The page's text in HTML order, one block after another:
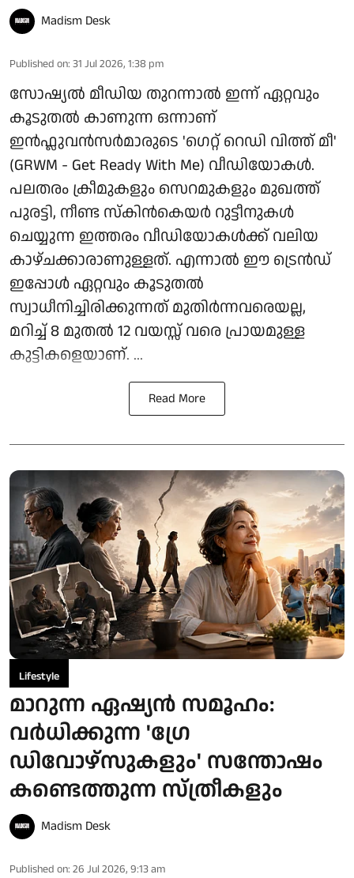
Madism Desk
Published on: 31 Jul 2026, 1:38 pm
സോഷ്യൽ മീഡിയ തുറന്നാൽ ഇന്ന് ഏറ്റവും
കൂടുതൽ കാണുന്ന ഒന്നാണ്
ഇൻഫ്ലുവൻസർമാരുടെ 'ഗെറ്റ് റെഡി വിത്ത് മീ'
(GRWM - Get Ready With Me) വീഡിയോകൾ.
പലതരം ക്രീമുകളും സെറമുകളും മുഖത്ത്
പുരട്ടി, നീണ്ട സ്കിൻകെയർ റുട്ടീനുകൾ
ചെയ്യുന്ന ഇത്തരം വീഡിയോകൾക്ക് വലിയ
കാഴ്ചക്കാരാണുള്ളത്. എന്നാൽ ഈ ട്രെൻഡ്
ഇപ്പോൾ ഏറ്റവും കൂടുതൽ
സ്വാധീനിച്ചിരിക്കുന്നത് മുതിർന്നവരെയല്ല,
മറിച്ച് 8 മുതൽ 12 വയസ്സ് വരെ പ്രായമുള്ള
കുട്ടികളെയാണ്. ...
Read More
Lifestyle
മാറുന്ന ഏഷ്യൻ സമൂഹം:
വർധിക്കുന്ന 'ഗ്രേ
ഡിവോഴ്‌സുകളും' സന്തോഷം
കണ്ടെത്തുന്ന സ്ത്രീകളും
Madism Desk
Published on: 26 Jul 2026, 9:13 am